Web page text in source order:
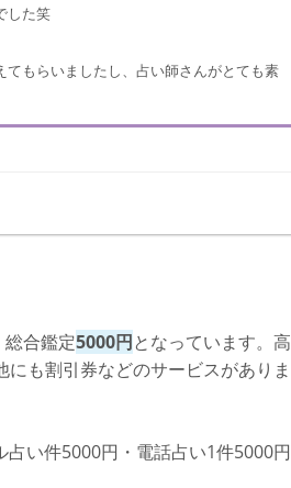
した笑
もらいましたし、占い師さんがとても素
総合鑑定5000円となっています。高
にも割引券などのサービスがありま
い件5000円・電話占い1件5000円